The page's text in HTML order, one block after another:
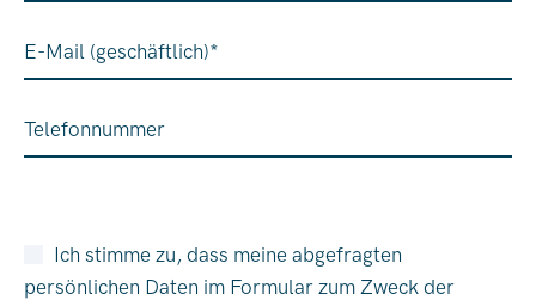
E-Mail (geschäftlich)*
Telefonnummer
persönlichen Daten im Formular zum Zweck der